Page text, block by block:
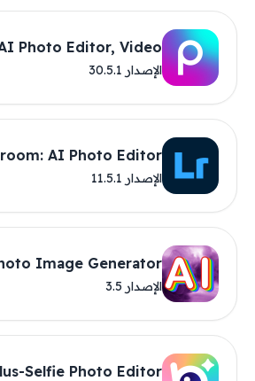
Photo Editor, Video
الإصدار 30.5.1
AI Photo Editor
الإصدار 11.5.1
Image Generator
الإصدار 3.5
Selfie Photo Editor